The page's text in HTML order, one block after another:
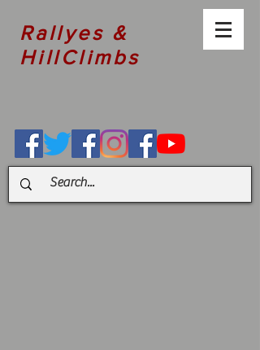
Rallyes &
HillClimbs